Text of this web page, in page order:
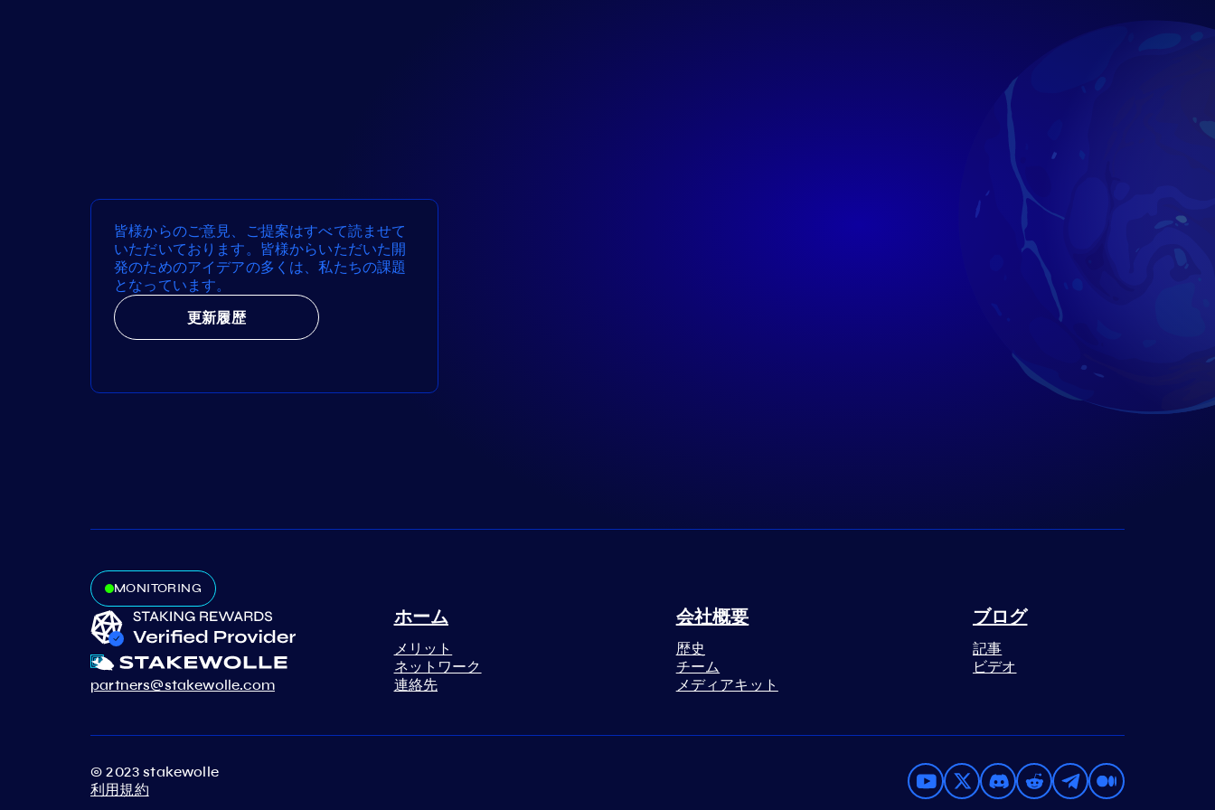
皆様からのご意見、ご提案はすべて読ませて
いただいております。皆様からいただいた開
発のためのアイデアの多くは、私たちの課題
となっています。
更新履歴
MONITORING
partners@stakewolle.com
ホーム
メリット
ネットワーク
連絡先
会社概要
歴史
チーム
メディアキット
ブログ
記事
ビデオ
© 2023 stakewolle
利用規約